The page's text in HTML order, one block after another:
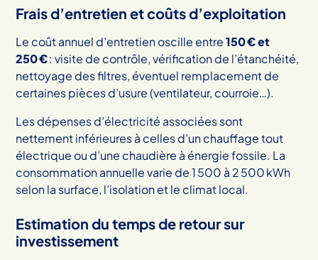
Frais d’entretien et coûts d’exploitation
Le coût annuel d’entretien oscille entre150 € et
250 €: visite de contrôle, vérification de l’étanchéité,
nettoyage des filtres, éventuel remplacement de
certaines pièces d’usure (ventilateur, courroie…).
Les dépenses d’électricité associées sont
nettement inférieures à celles d’un chauffage tout
électrique ou d’une chaudière à énergie fossile. La
consommation annuelle varie de 1 500 à 2 500 kWh
selon la surface, l’isolation et le climat local.
Estimation du temps de retour sur
investissement